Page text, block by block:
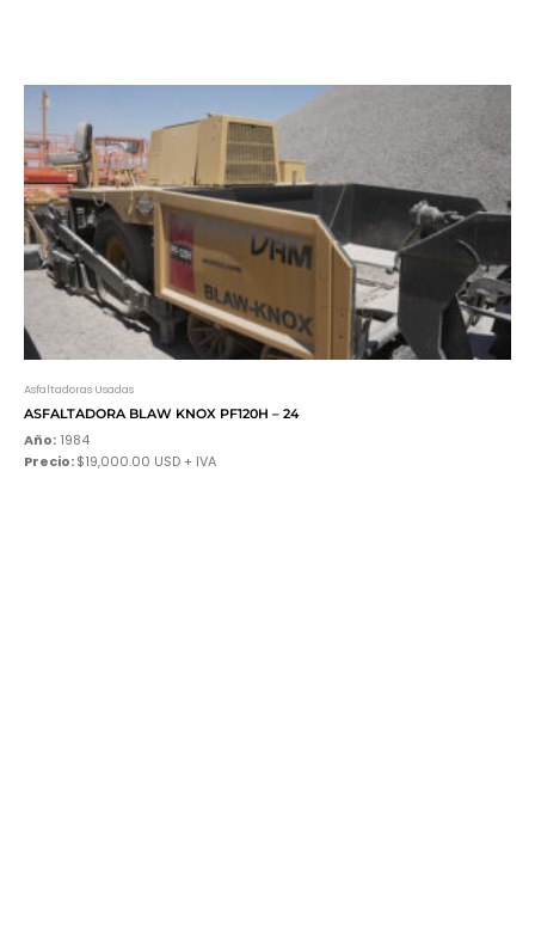
Asfaltadoras Usadas
ASFALTADORA BLAW KNOX PF120H – 24
Año: 1984
Precio: $19,000.00 USD + IVA